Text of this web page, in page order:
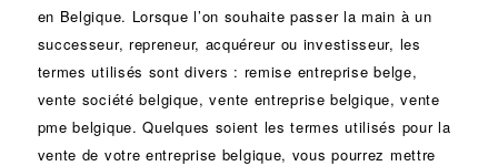
en Belgique. Lorsque l’on souhaite passer la main à un
successeur, repreneur, acquéreur ou investisseur, les
termes utilisés sont divers : remise entreprise belge,
vente société belgique, vente entreprise belgique, vente
pme belgique. Quelques soient les termes utilisés pour la
vente de votre entreprise belgique, vous pourrez mettre